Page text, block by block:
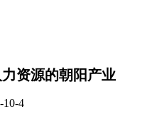
资源的朝阳产业
10-4